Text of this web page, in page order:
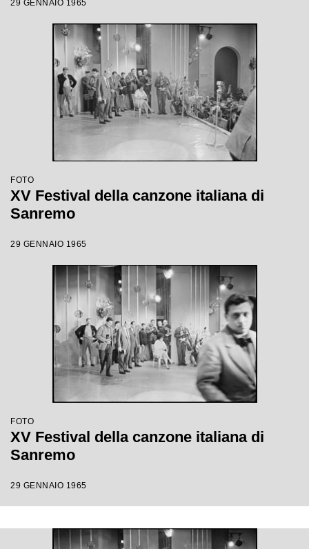
29 GENNAIO 1965
FOTO
XV Festival della canzone italiana di
Sanremo
29 GENNAIO 1965
FOTO
XV Festival della canzone italiana di
Sanremo
29 GENNAIO 1965